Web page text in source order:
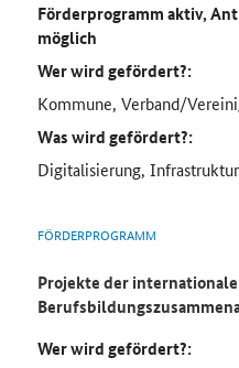
Förderprogramm aktiv,
möglich
Wer wird gefördert?:
Kommune, Verband/
Was wird gefördert?:
Digitalisierung, Infrastruktur
FÖRDERPROGRAMM
Projekte der
Wer wird gefördert?: